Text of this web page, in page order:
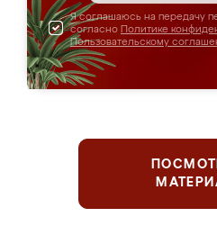
Я соглашаюсь на передачу
согласно Политике
Пользовательскому